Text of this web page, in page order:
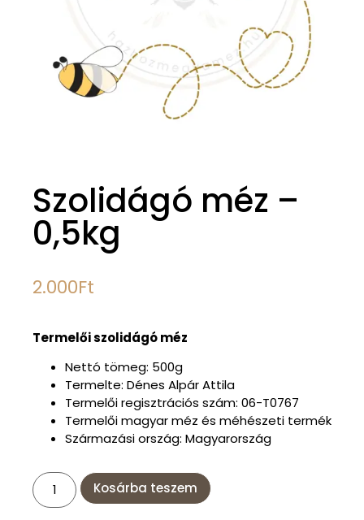
Szolidágó méz –
0,5kg
2.000Ft
Termelői szolidágó méz
Nettó tömeg: 500g
Termelte: Dénes Alpár Attila
Termelői regisztrációs szám: 06-T0767
Termelői magyar méz és méhészeti termék
Származási ország: Magyarország
Kosárba teszem